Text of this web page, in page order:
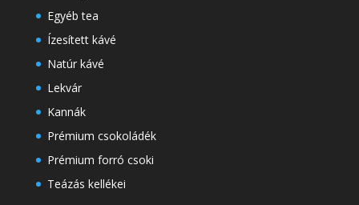
Egyéb tea
Ízesített kávé
Natúr kávé
Lekvár
Kannák
Prémium csokoládék
Prémium forró csoki
Teázás kellékei